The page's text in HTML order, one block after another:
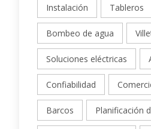
Instalación Tableros
Bombeo de agua
Soluciones eléctricas
Confiabilidad
Barcos Planificación